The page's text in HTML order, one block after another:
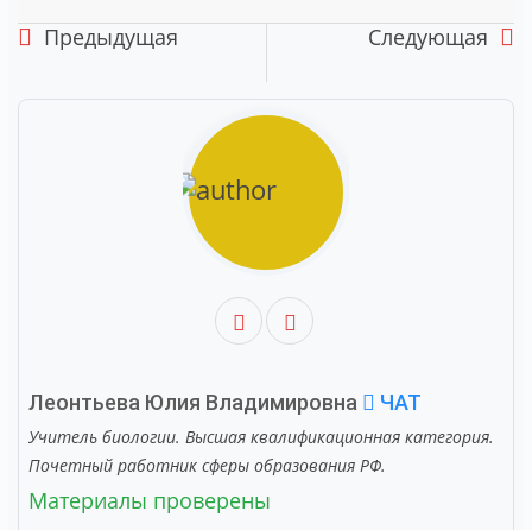
Предыдущая Следующая
Леонтьева Юлия Владимировна ЧАТ
Учитель биологии. Высшая квалификационная категория.
Почетный работник сферы образования РФ.
Материалы проверены